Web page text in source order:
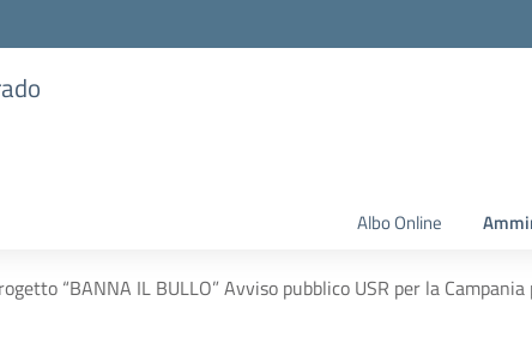
Albo Online
“BANNA IL BULLO” Avviso pubblico USR per la Campania